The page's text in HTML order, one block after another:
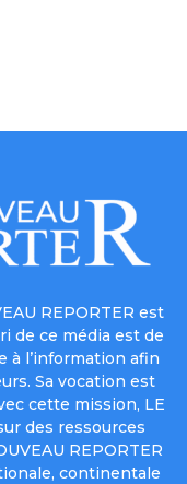
REPORTER est
de ce média est de
à l’information afin
Sa vocation est
cette mission, LE
des ressources
REPORTER
continentale